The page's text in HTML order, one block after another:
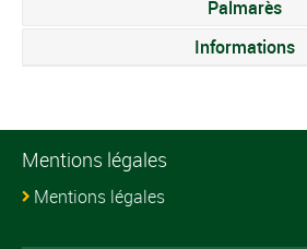
Palmarès
Informations
Mentions légales
Mentions légales